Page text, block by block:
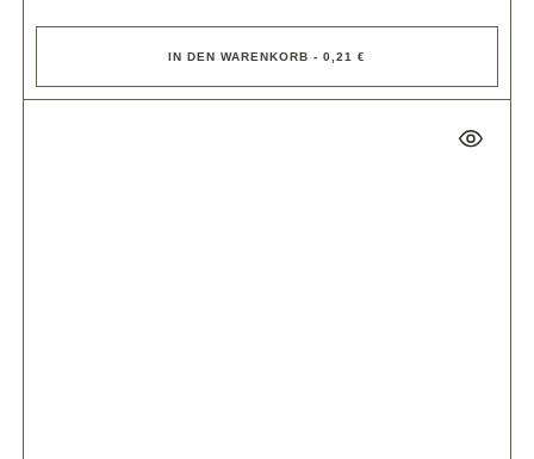
IN DEN WARENKORB - 0,21 €